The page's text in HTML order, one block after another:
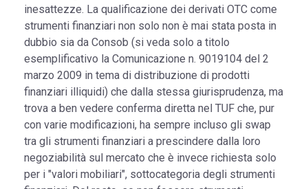
inesattezze. La qualificazione dei derivati OTC come
strumenti finanziari non solo non è mai stata posta in
dubbio sia da Consob (si veda solo a titolo
esemplificativo la Comunicazione n. 9019104 del 2
marzo 2009 in tema di distribuzione di prodotti
finanziari illiquidi) che dalla stessa giurisprudenza, ma
trova a ben vedere conferma diretta nel TUF che, pur
con varie modificazioni, ha sempre incluso gli swap
tra gli strumenti finanziari a prescindere dalla loro
negoziabilità sul mercato che è invece richiesta solo
per i "valori mobiliari", sottocategoria degli strumenti